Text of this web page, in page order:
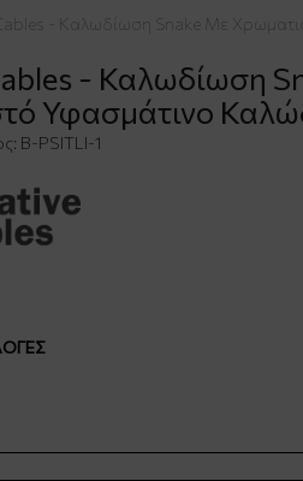
- Καλωδίωση Snake Με
- Καλωδίωση
Υφασμάτινο
B-PSITLI-1